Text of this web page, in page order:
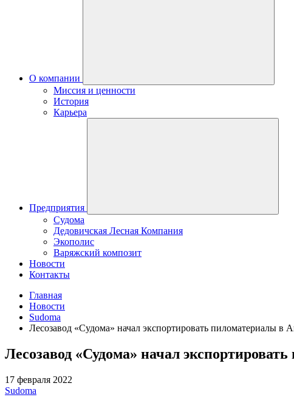
О компании
Миссия и ценности
История
Карьера
Предприятия
Судома
Дедовичская Лесная Компания
Экополис
Варяжский композит
Новости
Контакты
Главная
Новости
Sudoma
Лесозавод «Судома» начал экспортировать пиломатериалы в
Лесозавод «Судома» начал
17 февраля 2022
Sudoma